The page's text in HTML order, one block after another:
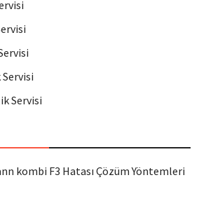
Servisi
kombi F3 Hatası Çözüm Yöntemleri